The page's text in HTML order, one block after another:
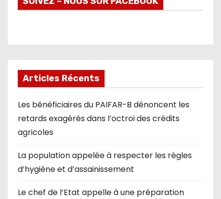
Articles Récents
Les bénéficiaires du PAIFAR-B dénoncent les
retards exagérés dans l’octroi des crédits
agricoles
La population appelée à respecter les règles
d’hygiène et d’assainissement
Le chef de l’Etat appelle à une préparation